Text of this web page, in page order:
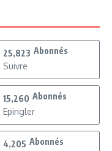
25,823 Abonnés
Suivre
15,260 Abonnés
Epingler
4,205 Abonnés